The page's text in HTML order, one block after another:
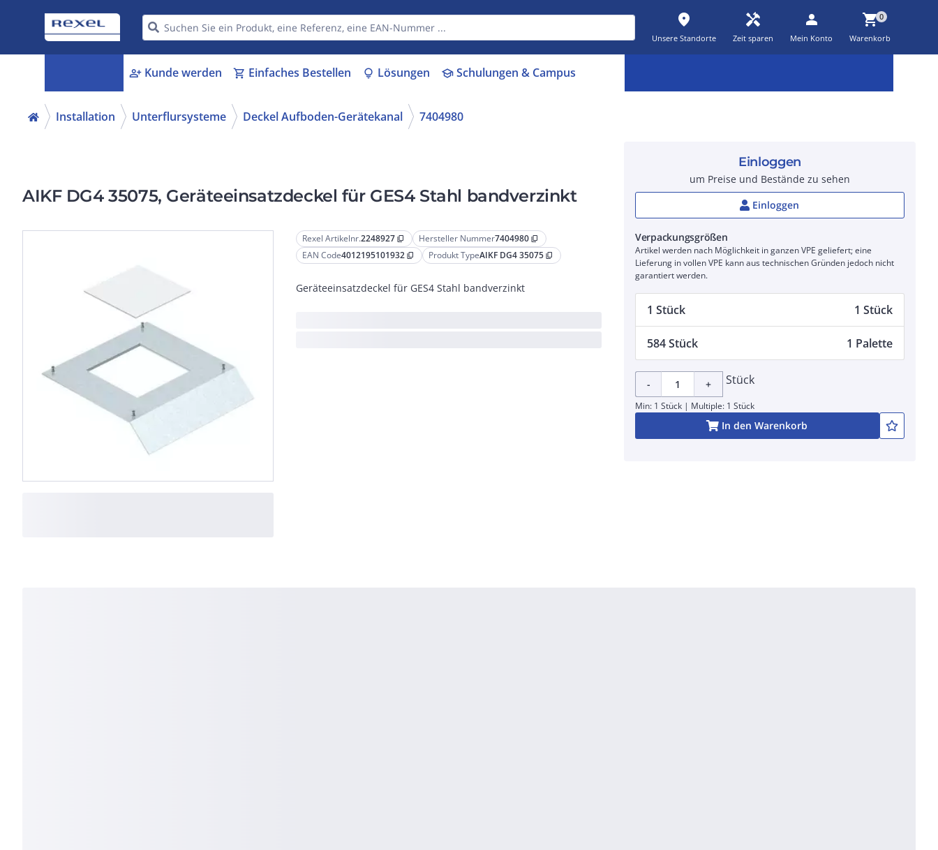
place
Unsere Standorte
handyman
Zeit sparen
person
Mein Konto
shopping_cart0
Warenkorb
person_add Kunde werden shopping_cart Einfaches Bestellen lightbulb Lösungen schoolSchulungen & Campus
Installation Unterflursysteme Deckel Aufboden-Gerätekanal 7404980
AIKF DG4 35075, Geräteeinsatzdeckel für GES4 Stahl bandverzinkt
Rexel Artikelnr.2248927 content_copy Hersteller Nummer7404980 content_copy
EAN Code4012195101932 content_copy Produkt TypeAIKF DG4 35075 content_copy
Geräteeinsatzdeckel für GES4 Stahl bandverzinkt
Einloggen
um Preise und Bestände zu sehen
Einloggen
Verpackungsgrößen
Artikel werden nach Möglichkeit in ganzen VPE geliefert; eine
Lieferung in vollen VPE kann aus technischen Gründen jedoch nicht
garantiert werden.
1 Stück 1 Stück
584 Stück 1 Palette
- + Stück
Min: 1 Stück | Multiple: 1 Stück
In den Warenkorb